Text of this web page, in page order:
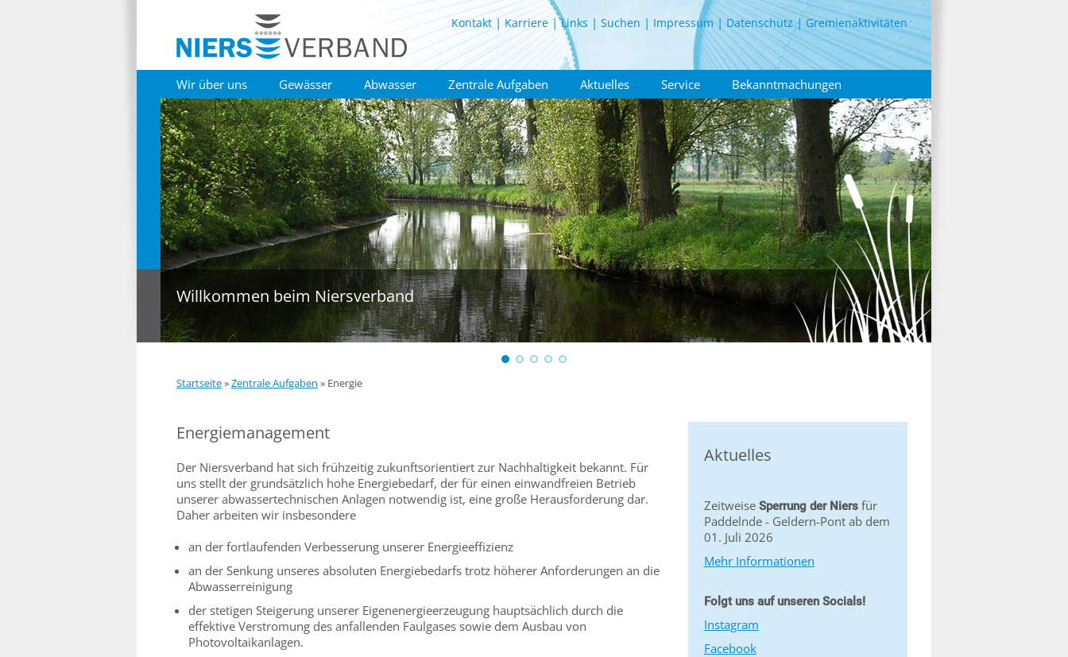
Kontakt Karriere Links Suchen Impressum Datenschutz Gremienaktivitäten
Wir über uns Gewässer Abwasser Zentrale Aufgaben Aktuelles Service Bekanntmachungen
Willkommen beim Niersverband
Startseite»Zentrale Aufgaben » Energie
Energiemanagement
Der Niersverband hat sich frühzeitig zukunftsorientiert zur Nachhaltigkeit bekannt. Für
uns stellt der grundsätzlich hohe Energiebedarf, der für einen einwandfreien Betrieb
unserer abwassertechnischen Anlagen notwendig ist, eine große Herausforderung dar.
Daher arbeiten wir insbesondere
an der fortlaufenden Verbesserung unserer Energieeffizienz
an der Senkung unseres absoluten Energiebedarfs trotz höherer Anforderungen an die
Abwasserreinigung
der stetigen Steigerung unserer Eigenenergieerzeugung hauptsächlich durch die
effektive Verstromung des anfallenden Faulgases sowie dem Ausbau von
Photovoltaikanlagen.
Aktuelles
Zeitweise Sperrung der Niers für
Paddelnde - Geldern-Pont ab dem
01. Juli 2026
Mehr Informationen
Folgt uns auf unseren Socials!
Instagram
Facebook